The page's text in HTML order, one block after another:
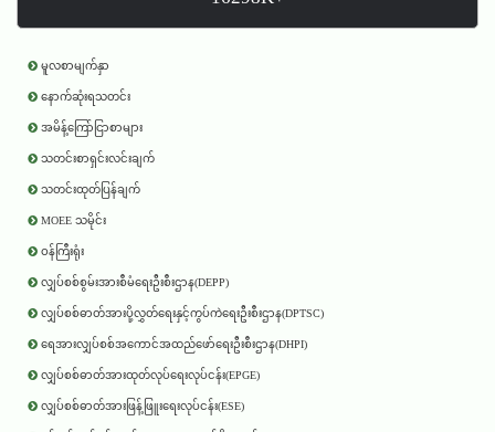
မူလစာမျက်နှာ
နောက်ဆုံးရသတင်း
အမိန့်ကြော်ငြာစာများ
သတင်းစာရှင်းလင်းချက်
သတင်းထုတ်ပြန်ချက်
MOEE သမိုင်း
ဝန်ကြီးရုံး
လျှပ်စစ်စွမ်းအားစီမံရေးဦးစီးဌာန(DEPP)
လျှပ်စစ်ဓာတ်အားပို့လွှတ်ရေးနှင့်ကွပ်ကဲရေးဦးစီးဌာန(DPTSC)
ရေအားလျှပ်စစ်အကောင်အထည်ဖော်ရေးဦးစီးဌာန(DHPI)
လျှပ်စစ်ဓာတ်အားထုတ်လုပ်ရေးလုပ်ငန်း(EPGE)
လျှပ်စစ်ဓာတ်အားဖြန့်ဖြူးရေးလုပ်ငန်း(ESE)